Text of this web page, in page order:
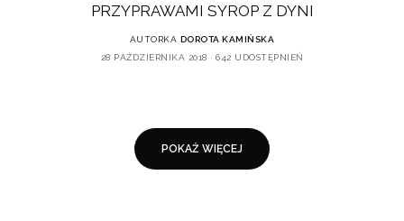
PRZYPRAWAMI SYROP Z DYNI
AUTORKA DOROTA KAMIŃSKA
28 PAŹDZIERNIKA 2018
642 UDOSTĘPNIEŃ
POKAŻ WIĘCEJ